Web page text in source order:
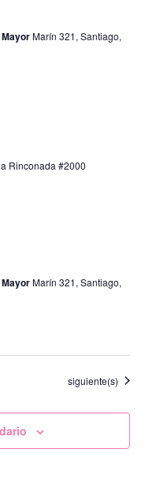
Marín 321, Santiago,
Rinconada #2000
Marín 321, Santiago,
Eventos
siguiente(s)